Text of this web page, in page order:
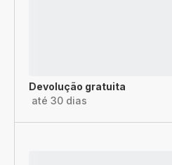
Devolução gratuita
até 30 dias